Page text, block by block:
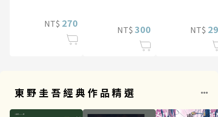
NT$ 270
NT$ 300 NT$
東野圭吾經典作品精選